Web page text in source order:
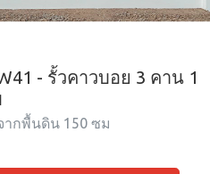
- รั้วคาวบอย 3 คาน 1
ากพื้นดิน 150 ซม